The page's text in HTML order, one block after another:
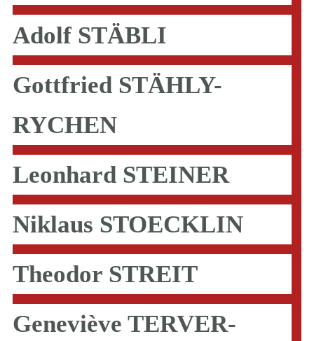
Adolf STÄBLI
Gottfried STÄHLY-
RYCHEN
Leonhard STEINER
Niklaus STOECKLIN
Theodor STREIT
Geneviève TERVER-